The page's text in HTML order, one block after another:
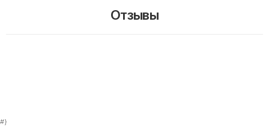
Отзывы
#}